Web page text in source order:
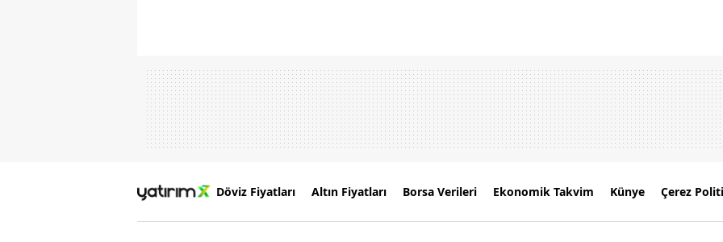
Döviz Fiyatları Altın Fiyatları Borsa Verileri Ekonomik Takvim Künye Çerez